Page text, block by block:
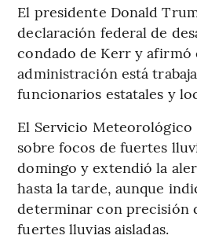
El presidente Donald
declaración federal de
condado de Kerr y afirmó
administración está
funcionarios estatales y
El Servicio
sobre focos de fuertes
domingo y extendió la
hasta la tarde, aunque
determinar con precisión
fuertes lluvias aisladas.